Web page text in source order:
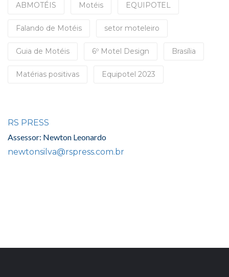
ABMOTÉIS Motéis EQUIPOTEL
Falando de Motéis setor moteleiro
Guia de Motéis 6º Motel Design Brasília
Matérias positivas Equipotel 2023
RS PRESS
Assessor: Newton Leonardo
newtonsilva@rspress.com.br